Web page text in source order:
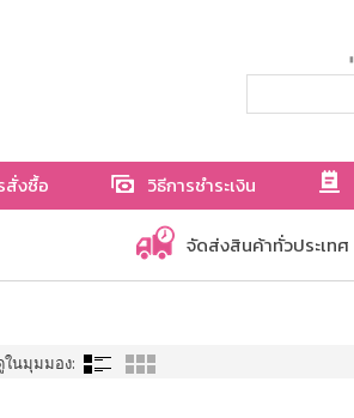
สั่งซื้อ วิธีการชำระเงิน
จัดส่งสินค้าทั่วประเทศ
ในมุมมอง: